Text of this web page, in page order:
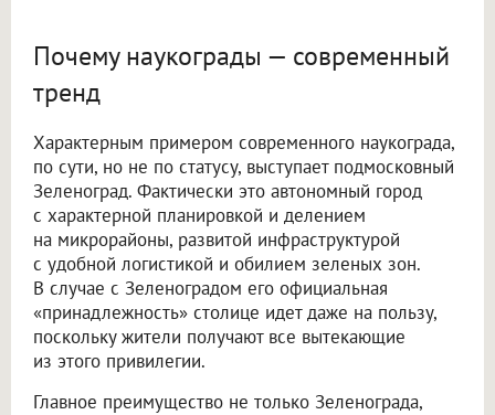
Почему наукограды — современный
тренд
Характерным примером современного наукограда,
по сути, но не по статусу, выступает подмосковный
Зеленоград. Фактически это автономный город
с характерной планировкой и делением
на микрорайоны, развитой инфраструктурой
с удобной логистикой и обилием зеленых зон.
В случае с Зеленоградом его официальная
«принадлежность» столице идет даже на пользу,
поскольку жители получают все вытекающие
из этого привилегии.
Главное преимущество не только Зеленограда,